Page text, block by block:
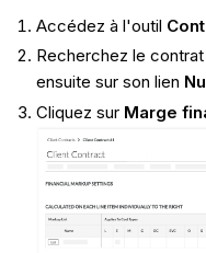
Accédez à l'outil
Recherchez le
ensuite sur son lien
Cliquez sur Marge